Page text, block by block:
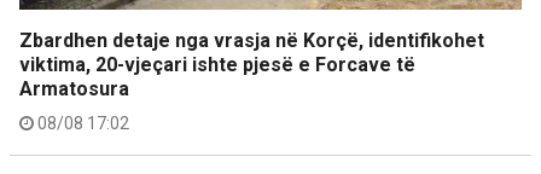
Zbardhen detaje nga vrasja në Korçë, identifikohet
viktima, 20-vjeçari ishte pjesë e Forcave të
Armatosura
08/08 17:02